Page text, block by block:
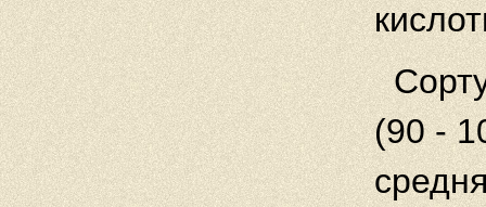
(90 -